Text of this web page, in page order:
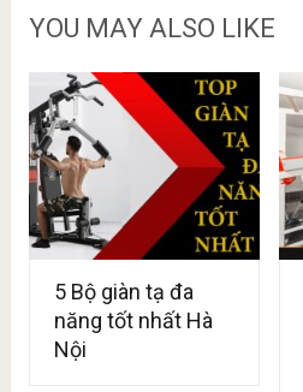
YOU MAY ALSO LIKE
5 Bộ giàn tạ đa
năng tốt nhất Hà
Nội